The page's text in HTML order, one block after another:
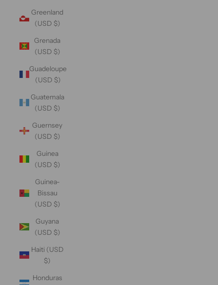
Greenland
(USD $)
Grenada
(USD $)
Guadeloupe
(USD $)
Guatemala
(USD $)
Guernsey
(USD $)
Guinea
(USD $)
Guinea-
Bissau
(USD $)
Guyana
(USD $)
Haiti (USD
$)
Honduras